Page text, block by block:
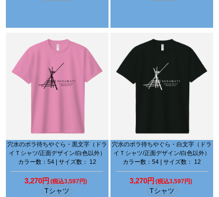
穴水のボラ待ちやぐら・黒文字（ドラ
イＴシャツ/正面デザイン/白色以外）
カラー数：54 | サイズ数： 12
3,270円 (税込3,597円)
Tシャツ
穴水のボラ待ちやぐら・白文字（ドラ
イＴシャツ/正面デザイン/白色以外）
カラー数：54 | サイズ数： 12
3,270円 (税込3,597円)
Tシャツ